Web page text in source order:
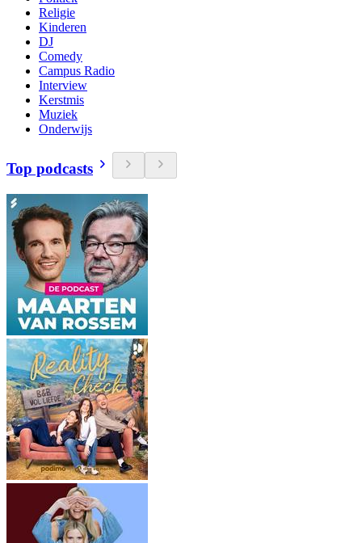
Religie
Kinderen
DJ
Comedy
Campus Radio
Interview
Kerstmis
Muziek
Onderwijs
Top podcasts